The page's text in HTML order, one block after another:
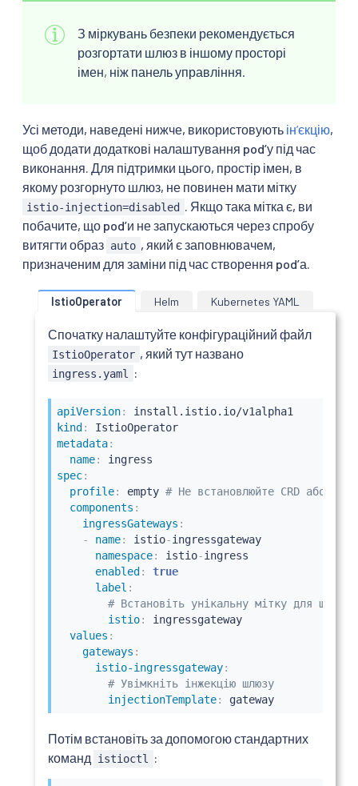
З міркувань безпеки рекомендується
розгортати шлюз в іншому просторі
імен, ніж панель управління.
Усі методи, наведені нижче, використовують інʼєкцію,
щоб додати додаткові налаштування podʼу під час
виконання. Для підтримки цього, простір імен, в
якому розгорнуто шлюз, не повинен мати мітку
istio-injection=disabled
. Якщо така мітка є, ви
побачите, що podʼи не запускаються через спробу
витягти образ auto , який є заповнювачем,
призначеним для заміни під час створення podʼа.
IstioOperator Helm Kubernetes YAML
Спочатку налаштуйте конфігураційний файл
IstioOperator , який тут названо
ingress.yaml :
apiVersion:
install.istio.io/v1alpha1
kind :
IstioOperator
metadata:
name:
spec:
profile: empty # Не встановлюйте CRD або
components :
ingressGateways :
-
name: istio-ingressgateway
namespace: istio-ingress
enabled :
true
label :
# Встановіть унікальну мітку для
istio:
ingressgateway
values :
gateways :
istio-ingressgateway:
# Увімкніть інжекцію шлюзу
injectionTemplate: gateway
Потім встановіть за допомогою стандартних
команд
istioctl :